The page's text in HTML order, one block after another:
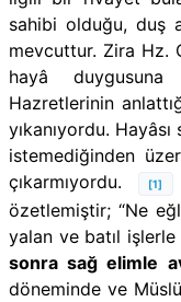
sahibi olduğu, duş
mevcuttur. Zira Hz.
hayâ
Hazretlerinin
yıkanıyordu.
istemediğinden
çıkarmıyordu.
[1]
özetlemiştir; “Ne
yalan ve batıl
sonra sağ elimle
döneminde ve